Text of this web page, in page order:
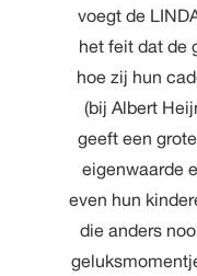
voegt de
het feit dat de
hoe zij hun
(bijAlbert
geeft een
eigenwaarde
even hun
die anders